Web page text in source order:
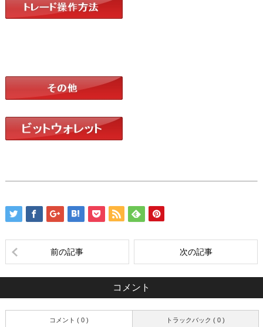
前の記事 次の記事
コメント
トラックバック ( 0 )
コメント ( 0 )